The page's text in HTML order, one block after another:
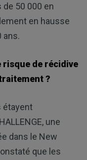
50 000 en
en hausse
ans.
risque de récidive
?
étayent
une
dans le New
que les